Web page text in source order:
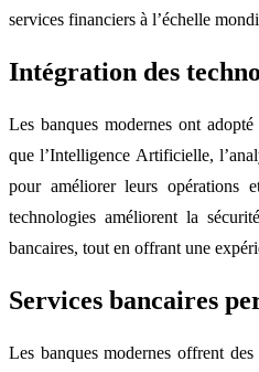
services financiers à l’échelle
Intégration des
Les banques modernes ont
que l’Intelligence Artificielle,
pour améliorer leurs opérations
technologies améliorent la
bancaires, tout en offrant une
Services bancaires
Les banques modernes offrent des